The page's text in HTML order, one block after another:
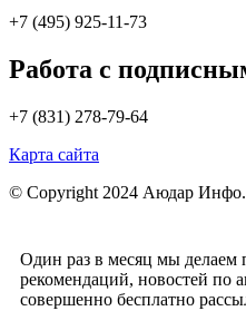
+7 (495) 925-11-73
Работа с
+7 (831) 278-79-64
Карта сайта
© Copyright 2024 Аюдар
Один раз в месяц мы делаем
рекомендаций, новостей по
совершенно бесплатно